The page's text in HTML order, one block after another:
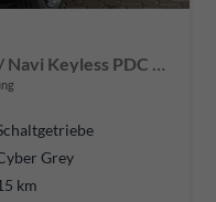
Grey
km